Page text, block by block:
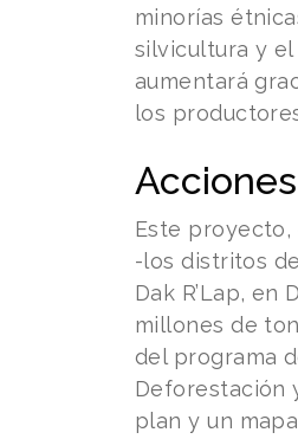
minorías
silvicultura y
aumentará
los
Este proyecto,
-los distritos
Dak R’Lap,
millones de
del programa
Deforestación
plan y un